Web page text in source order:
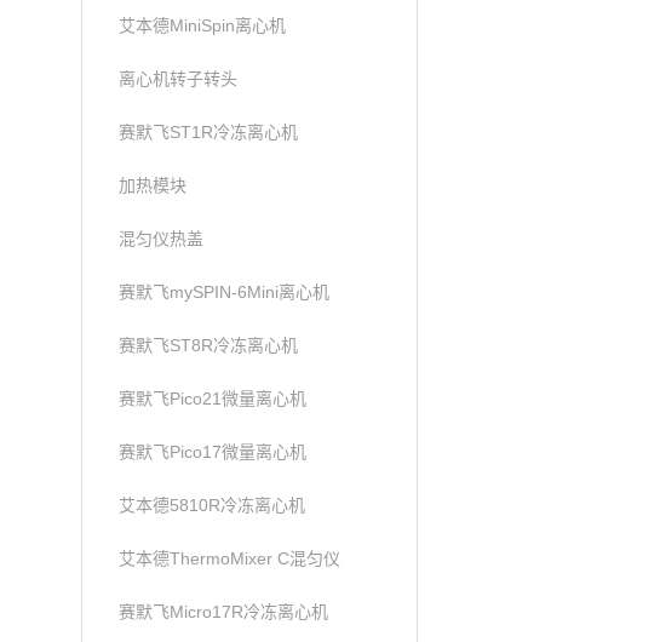
艾本德MiniSpin离心机
离心机转子转头
赛默飞ST1R冷冻离心机
加热模块
混匀仪热盖
赛默飞mySPIN-6Mini离心机
赛默飞ST8R冷冻离心机
赛默飞Pico21微量离心机
赛默飞Pico17微量离心机
艾本德5810R冷冻离心机
艾本德ThermoMixer C混匀仪
赛默飞Micro17R冷冻离心机